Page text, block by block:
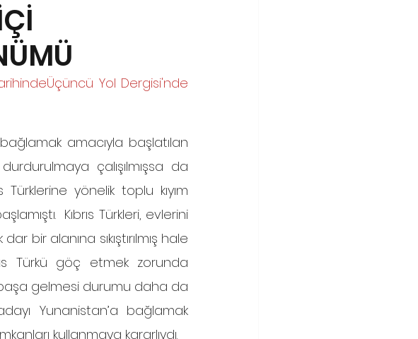
tarihindeÜçüncü Yol Dergisi'nde
çalışılmışsa da
Türklerine yönelik toplu kıyım
Kıbrıs Türkleri, evlerini
bir alanına sıkıştırılmış hale
Türkü göç etmek zorunda
başa gelmesi durumu daha da
Yunanistan’a bağlamak
kullanmaya kararlıydı.